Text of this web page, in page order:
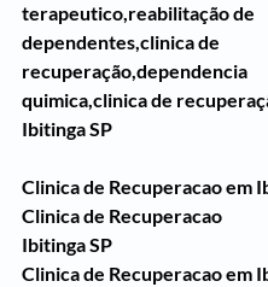
terapeutico,reabilitação de
dependentes,clinica de
recuperação,dependencia
quimica,clinica de
Ibitinga SP
Clinica de Recuperacao em
Clinica de Recuperacao
Ibitinga SP
Clinica de Recuperacao em